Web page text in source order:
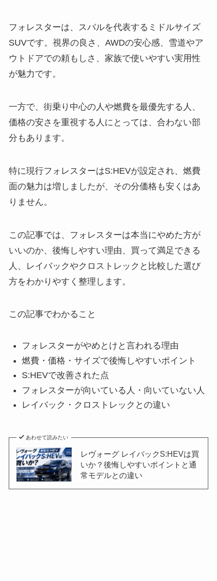
フォレスターは、スバルを代表するミドルサイズ
SUVです。視界の良さ、AWDの安心感、雪道やア
ウトドアでの頼もしさ、家族で使いやすい実用性
が魅力です。
一方で、街乗り中心の人や燃費を最優先する人、
価格の安さを重視する人にとっては、合わない部
分もあります。
特に現行フォレスターはS:HEVが設定され、燃費
面の魅力は増しましたが、その分価格も安くはあ
りません。
この記事では、フォレスターは本当にやめた方が
いいのか、後悔しやすい理由、買って満足できる
人、レイバックやクロストレックと比較した選び
方をわかりやすく整理します。
この記事でわかること
フォレスターがやめとけと言われる理由
燃費・価格・サイズで後悔しやすいポイント
S:HEVで改善された点
フォレスターが向いている人・向いていない人
レイバック・クロストレックとの違い
あわせて読みたい
レヴォーグ レイバックS:HEVは買
いか？後悔しやすいポイントと通
常モデルとの違い